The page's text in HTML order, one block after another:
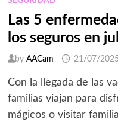
Las 5
los seguros en
by AACam 21/07/2025
Con la llegada de las
familias viajan para
mágicos o visitar